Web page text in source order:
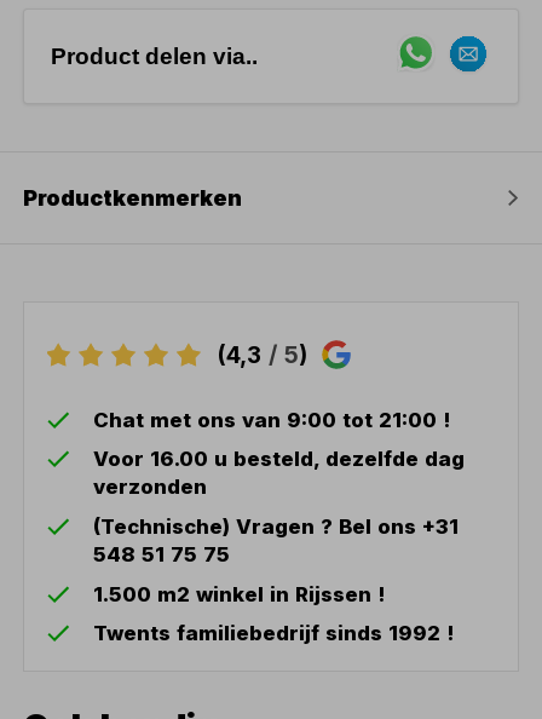
Product delen via..
Productkenmerken
(4,3 / 5)
Chat met ons van 9:00 tot 21:00 !
Voor 16.00 u besteld, dezelfde dag
verzonden
(Technische) Vragen ? Bel ons +31
548 51 75 75
1.500 m2 winkel in Rijssen !
Twents familiebedrijf sinds 1992 !